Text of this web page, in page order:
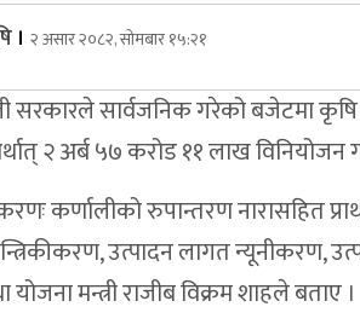
। २ असार २०८२, सोमबार १५:२१
सरकारले सार्वजनिक गरेको बजेटमा कृषि
२ अर्ब ५७ करोड ११ लाख विनियोजन
कर्णालीको रुपान्तरण नारासहित
उत्पादन लागत न्यूनीकरण,
मन्त्री राजीब विक्रम शाहले बताए ।